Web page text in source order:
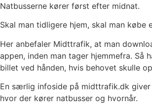
Natbusserne kører først efter midnat.
Skal man tidligere hjem, skal man købe
Her anbefaler Midttrafik, at man
appen, inden man tager hjemmefra. Så
billet ved hånden, hvis behovet skulle
En særlig infoside på midttrafik.dk
hvor der kører natbusser og hvornår.